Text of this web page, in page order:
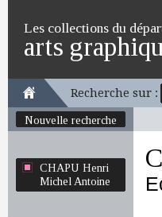
Les collections du
arts
Recherche sur :
Nouvelle recherche
CHAPU Henri
Michel Antoine